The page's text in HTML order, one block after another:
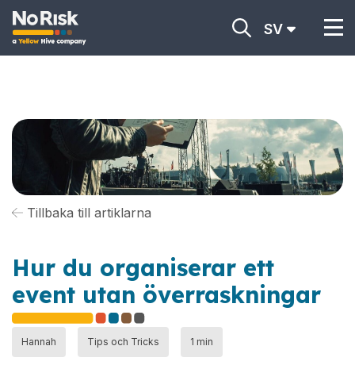
SV
Tillbaka till artiklarna
Hur du organiserar ett
event utan överraskningar
Hannah Tips och Tricks 1 min